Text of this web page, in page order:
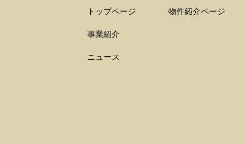
トップページ
事業紹介
ニュース
物件紹介ページ